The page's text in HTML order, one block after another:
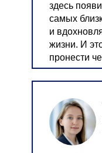
здесь
самых
и
жизни. И
пронести